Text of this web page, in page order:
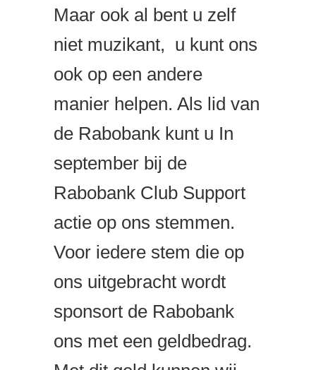
Maar ook al bent u zelf
niet muzikant, u kunt ons
ook op een andere
manier helpen. Als lid van
de Rabobank kunt u In
september bij de
Rabobank Club Support
actie op ons stemmen.
Voor iedere stem die op
ons uitgebracht wordt
sponsort de Rabobank
ons met een geldbedrag.